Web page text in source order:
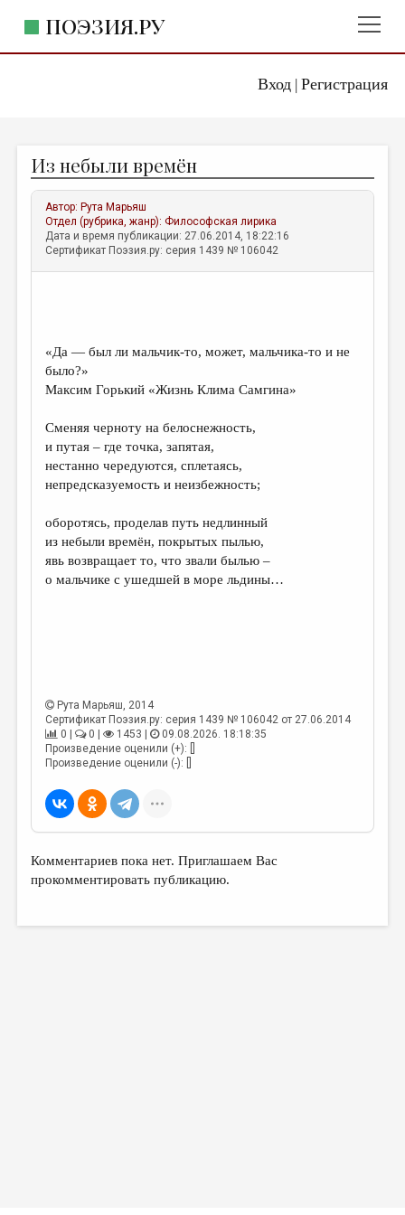
Вход| Регистрация
ПОЭЗИЯ.РУ
ЖАНРЫ
АВТОРЫ
КОММЕНТАРИИ
ЛИТСАЛОН
ОТДЕЛЫ И РУБРИКИ
ИЗБРАННОЕ
ДАЙДЖЕСТ
ПРОИЗВЕДЕНИЯ
ПЕРЕВОДЫ
КОНКУРСЫ
ДЕТСКАЯ КОМНАТА
КНИЖНАЯ ПОЛКА
КОЛОНКА РЕДАКТОРА
РЕДКОЛЛЕГИЯ
МАЛАЯ ПРОЗА
ЛИТЕРАТУРОВЕДЕНИЕ
Из небыли времён
Автор: Рута Марьяш
Отдел (рубрика, жанр):Философская лирика
Дата и время публикации: 27.06.2014, 18:22:16
Сертификат Поэзия.ру: серия 1439 № 106042
«Да — был ли мальчик-то, может, мальчика-то и не
было?»
Максим Горький «Жизнь Клима Самгина»
Сменяя черноту на белоснежность,
и путая – где точка, запятая,
нестанно чередуются, сплетаясь,
непредсказуемость и неизбежность;
оборотясь, проделав путь недлинный
из небыли времён, покрытых пылью,
явь возвращает то, что звали былью –
о мальчике с ушедшей в море льдины…
Рута Марьяш, 2014
Сертификат Поэзия.ру: серия 1439 № 106042 от 27.06.2014
0 |
0 | 1453 |
09.08.2026. 18:18:35
Произведение оценили (+): []
Произведение оценили (-): []
Комментариев пока нет. Приглашаем Вас
прокомментировать публикацию.